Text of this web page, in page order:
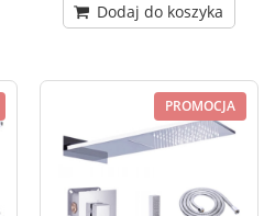
Dodaj do koszyka
PROMOCJA